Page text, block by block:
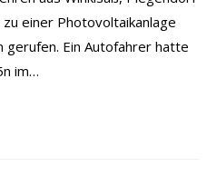
einer Photovoltaikanlage
gerufen. Ein Autofahrer hatte
im…